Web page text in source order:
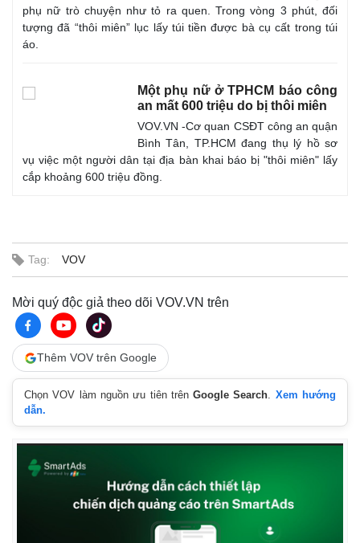
phụ nữ trò chuyện như tỏ ra quen. Trong vòng 3 phút, đối
tượng đã “thôi miên” lục lấy túi tiền được bà cụ cất trong túi
áo.
Một phụ nữ ở TPHCM báo công
an mất 600 triệu do bị thôi miên
VOV.VN -Cơ quan CSĐT công an quận
Bình Tân, TP.HCM đang thụ lý hồ sơ
vụ việc một người dân tại địa bàn khai báo bị "thôi miên" lấy
cắp khoảng 600 triệu đồng.
Tag: VOV
Mời quý độc giả theo dõi VOV.VN trên
Thêm VOV trên Google
Chọn VOV làm nguồn ưu tiên trênGoogle Search. Xem hướng
dẫn.